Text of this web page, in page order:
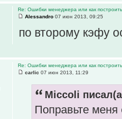
Re: Ошибки менеджера или как построить
Alessandro 07 июн 2013, 09:25
по второму кэфу
Re: Ошибки менеджера или как построить
carlic 07 июн 2013, 11:29
Miccoli
Поправьте меня